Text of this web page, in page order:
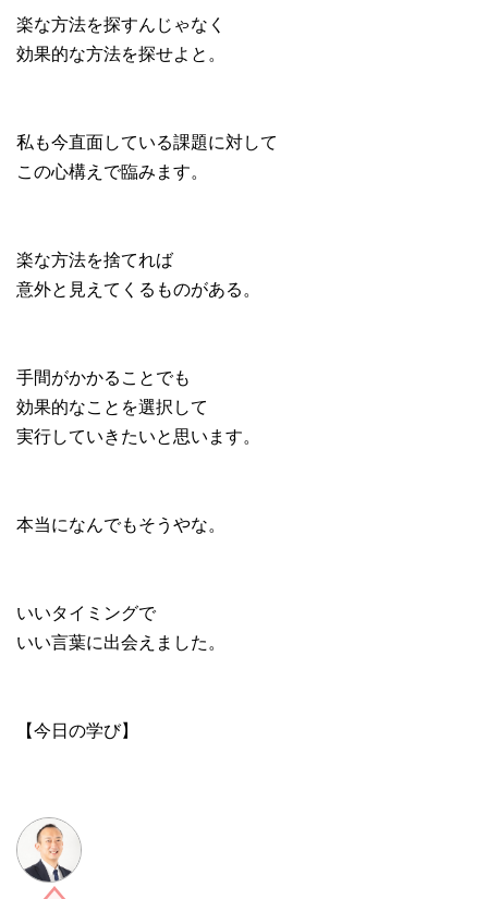
楽な方法を探すんじゃなく
効果的な方法を探せよと。
私も今直面している課題に対して
この心構えで臨みます。
楽な方法を捨てれば
意外と見えてくるものがある。
手間がかかることでも
効果的なことを選択して
実行していきたいと思います。
本当になんでもそうやな。
いいタイミングで
いい言葉に出会えました。
【今日の学び】